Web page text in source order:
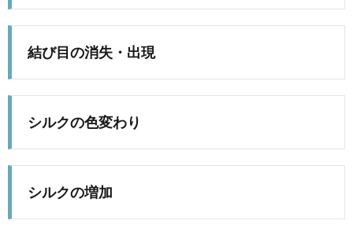
結び目の消失・出現
シルクの色変わり
シルクの増加